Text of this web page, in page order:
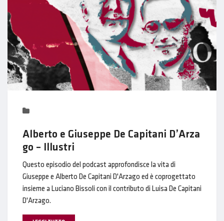
Alberto e Giuseppe De Capitani D’Arza
go – Illustri
Questo episodio del podcast approfondisce la vita di
Giuseppe e Alberto De Capitani D'Arzago ed è coprogettato
insieme a Luciano Bissoli con il contributo di Luisa De Capitani
D'Arzago.